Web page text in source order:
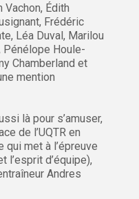
Édith
Frédéric
Léa Duval, Marilou
Pénélope Houle-
Chamberland et
mention
là pour s’amuser,
de l’UQTR en
met à l’épreuve
l’esprit d’équipe),
Andres